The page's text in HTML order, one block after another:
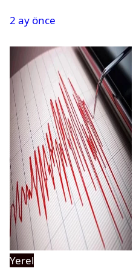
Gözaltına Alındı
2 ay önce
Yerel